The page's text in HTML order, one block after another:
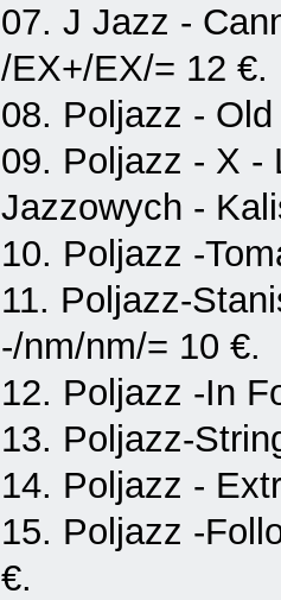
07. J Jazz -
/EX+/EX/= 12 €.
08. Poljazz -
09. Poljazz - X -
Jazzowych -
10. Poljazz -
11. Poljazz-
-/nm/nm/= 10 €.
12. Poljazz -In
13. Poljazz-
14. Poljazz -
15. Poljazz -
€.